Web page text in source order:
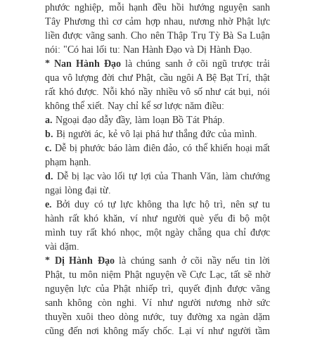
phước nghiệp, mỗi hạnh đều hồi hướng nguyện sanh
Tây Phương thì cơ cảm hợp nhau, nương nhờ Phật lực
liền được vãng sanh. Cho nên Thập Trụ Tỳ Bà Sa Luận
nói: "Có hai lối tu: Nan Hành Đạo và Dị Hành Đạo.
* Nan Hành Đạo là chúng sanh ở cõi ngũ trược trải
qua vô lượng đời chư Phật, cầu ngôi A Bệ Bạt Trí, thật
rất khó được. Nỗi khó nầy nhiều vô số như cát bụi, nói
không thể xiết. Nay chỉ kể sơ lược năm điều:
a. Ngoại đạo dẫy đầy, làm loạn Bồ Tát Pháp.
b. Bị người ác, kẻ vô lại phá hư thắng đức của mình.
c. Dễ bị phước báo làm điên đảo, có thể khiến hoại mất
phạm hạnh.
d. Dễ bị lạc vào lối tự lợi của Thanh Văn, làm chướng
ngại lòng đại từ.
e. Bởi duy có tự lực không tha lực hộ trì, nên sự tu
hành rất khó khăn, ví như người què yếu đi bộ một
mình tuy rất khó nhọc, một ngày chẳng qua chỉ được
vài dặm.
* Dị Hành Đạolà chúng sanh ở cõi nầy nếu tin lời
Phật, tu môn niệm Phật nguyện về Cực Lạc, tất sẽ nhờ
nguyện lực của Phật nhiếp trì, quyết định được vãng
sanh không còn nghi. Ví như người nương nhờ sức
thuyền xuôi theo dòng nước, tuy đường xa ngàn dặm
cũng đến nơi không mấy chốc. Lại ví như người tầm